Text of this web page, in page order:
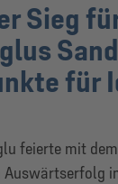
Sieg
für
feierte mit
Auswärtserfolg